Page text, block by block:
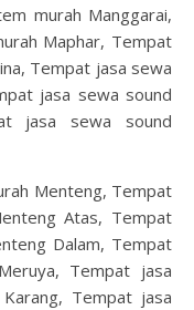
murah Manggarai,
Maphar, Tempat
Tempat jasa sewa
jasa sewa sound
jasa sewa sound
Menteng, Tempat
Atas, Tempat
Dalam, Tempat
Tempat jasa
Tempat jasa